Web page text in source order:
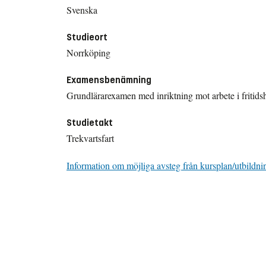
Svenska
Studieort
Norrköping
Examensbenämning
Grundlärarexamen med inriktning mot arbete i
Studietakt
Trekvartsfart
Information om möjliga avsteg från kursplan/